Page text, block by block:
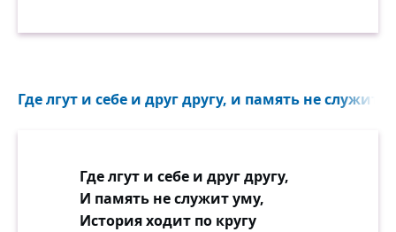
Где лгут и себе и друг другу, и память не служит
Где лгут и себе и друг другу,
И память не служит уму,
История ходит по кругу